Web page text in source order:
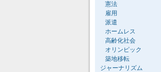
憲法
雇用
派遣
ホームレス
高齢化社会
オリンピック
築地移転
ジャーナリズム